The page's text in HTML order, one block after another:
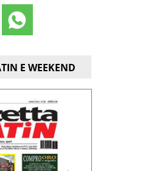
E WEEKEND